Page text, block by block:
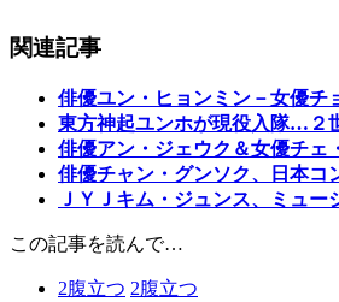
関連記事
俳優ユン・ヒョンミン－女優
東方神起ユンホが現役入隊…２
俳優アン・ジェウク＆女優チ
俳優チャン・グンソク、日本コ
ＪＹＪキム・ジュンス、ミュ
この記事を読んで…
2腹立つ 2腹立つ